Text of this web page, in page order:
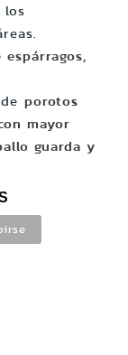
los
deporotos
mayor
guarda y